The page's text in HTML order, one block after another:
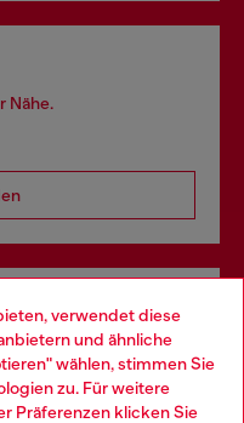
verwendet diese
und ähnliche
wählen, stimmen Sie
zu. Für weitere
Präferenzen klicken Sie
Nähe.
Angebot, online und